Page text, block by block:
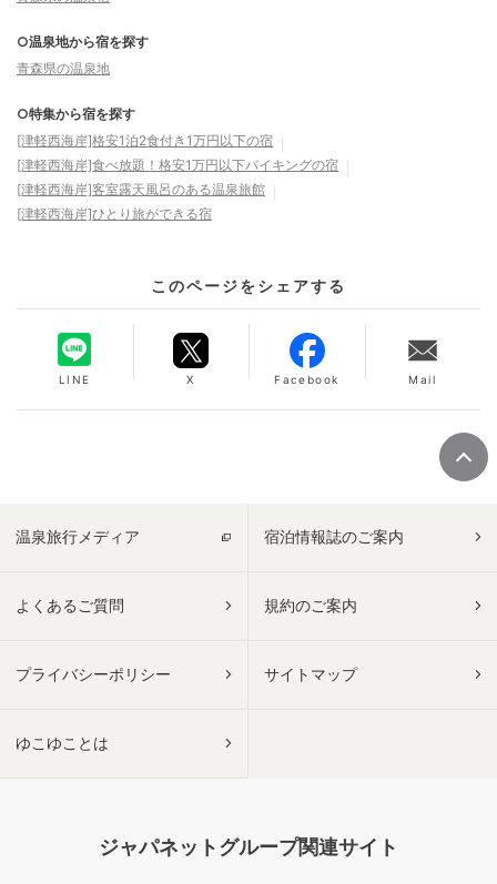
○温泉地から宿を探す
青森県の温泉地
○特集から宿を探す
[津軽西海岸]格安1泊2食付き1万円以下の宿
[津軽西海岸]食べ放題！格安1万円以下バイキングの宿
[津軽西海岸]客室露天風呂のある温泉旅館
[津軽西海岸]ひとり旅ができる宿
このページをシェアする
LINE X Facebook Mail
温泉旅行メディア 宿泊情報誌のご案内
よくあるご質問 規約のご案内
プライバシーポリシー サイトマップ
ゆこゆことは
ジャパネットグループ関連サイト